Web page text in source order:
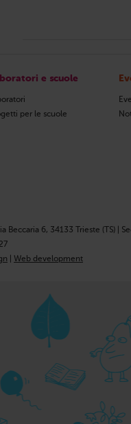
e scuole
per le scuole
Beccaria 6, 34133 Trieste (TS) |
Web development